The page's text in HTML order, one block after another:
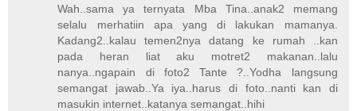
Wah..sama ya ternyata Mba Tina..anak2 memang
selalu merhatiin apa yang di lakukan mamanya.
Kadang2..kalau temen2nya datang ke rumah ..kan
pada heran liat aku motret2 makanan..lalu
nanya..ngapain di foto2 Tante ?..Yodha langsung
semangat jawab..Ya iya..harus di foto..nanti kan di
masukin internet..katanya semangat..hihi